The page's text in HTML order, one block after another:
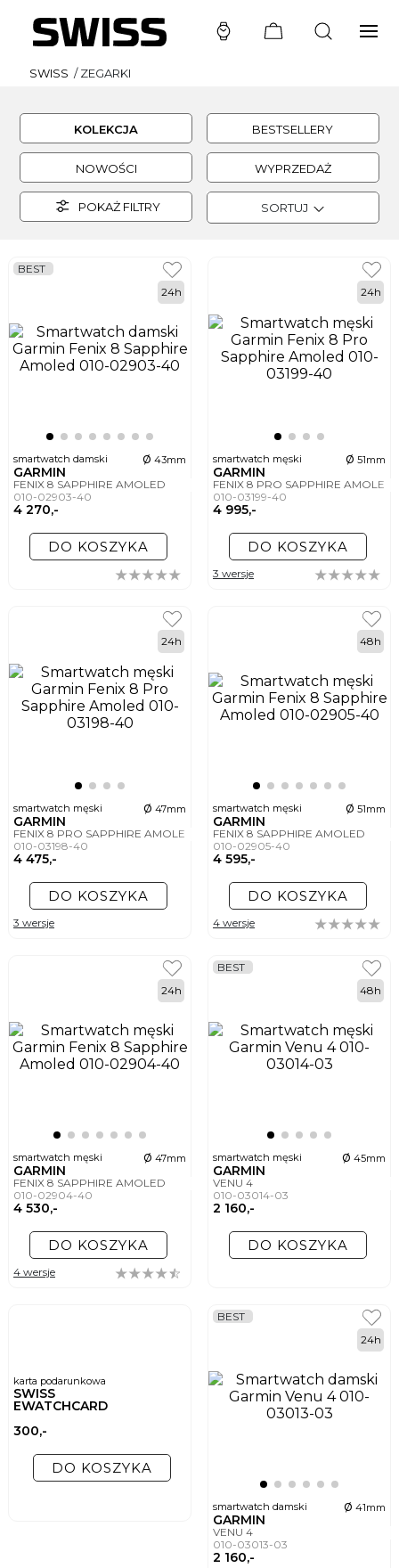
SWISS /ZEGARKI
KOLEKCJA BESTSELLERY
NOWOŚCI WYPRZEDAŻ
POKAŻ FILTRY SORTUJ
smartwatch damski ø 43mm
GARMIN
FENIX 8 SAPPHIRE AMOLED
010-02903-40
4 270,-
BEST
24h
DO KOSZYKA
smartwatch męski ø 51mm
GARMIN
FENIX 8 PRO SAPPHIRE AMOLED
010-03199-40
4 995,-
24h
DO KOSZYKA
3 wersje
smartwatch męski ø 47mm
GARMIN
FENIX 8 PRO SAPPHIRE AMOLED
010-03198-40
4 475,-
24h
DO KOSZYKA
3 wersje
smartwatch męski ø 51mm
GARMIN
FENIX 8 SAPPHIRE AMOLED
010-02905-40
4 595,-
48h
DO KOSZYKA
4 wersje
smartwatch męski ø 47mm
GARMIN
FENIX 8 SAPPHIRE AMOLED
010-02904-40
4 530,-
24h
DO KOSZYKA
4 wersje
smartwatch męski ø 45mm
GARMIN
VENU 4
010-03014-03
2 160,-
BEST
48h
DO KOSZYKA
karta podarunkowa
SWISS
EWATCHCARD
300,-
DO KOSZYKA
smartwatch damski ø 41mm
GARMIN
VENU 4
010-03013-03
2 160,-
BEST
24h